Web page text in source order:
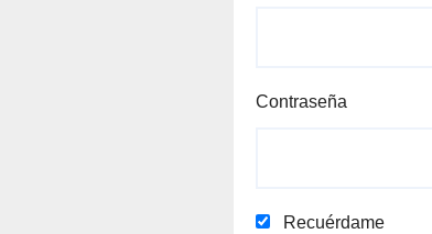
Contraseña
Recuérdame